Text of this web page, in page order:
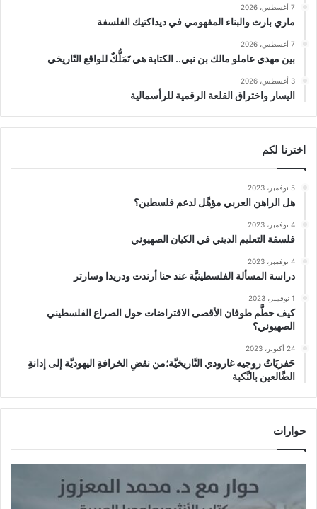
7 أغسطس، 2026
ماري بارث والبناء المفهومي في ديداكتيك الفلسفة
7 أغسطس، 2026
بين مهدي عاملو مالك بن نبي.. الكتابة هي تَمَلُّكٌ للواقع التّاريخي
3 أغسطس، 2026
اليسار واختراق القلعة الرقمية للرأسمالية
اخترنا لكم
5 نوفمبر، 2023
هل الراهن العربي مؤهَّل لدعم فلسطين؟
4 نوفمبر، 2023
فلسفة التعليم الديني في الكيان الصهيوني
4 نوفمبر، 2023
دراسة المسألة الفلسطينيَّة عند حنا أرندت ودريدا وسارتر
1 نوفمبر، 2023
كيف حطَّم طوفان الأقصى الافتراضات حول الصراع الفلسطيني
الصهيوني؟
24 أكتوبر، 2023
حَفريَاتُ روجيه غارودي التَّاريخيَّة؛من نقضِ الخرافةِ اليهوديَّة إلى إدانةِ
الضَّالعين بالنَّكبة
حوارات